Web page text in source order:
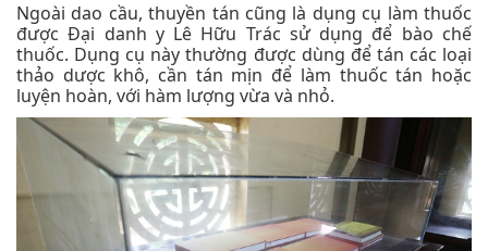
Ngoài dao cầu, thuyền tán cũng là dụng cụ làm thuốc
được Đại danh y Lê Hữu Trác sử dụng để bào chế
thuốc. Dụng cụ này thường được dùng để tán các loại
thảo dược khô, cần tán mịn để làm thuốc tán hoặc
luyện hoàn, với hàm lượng vừa và nhỏ.